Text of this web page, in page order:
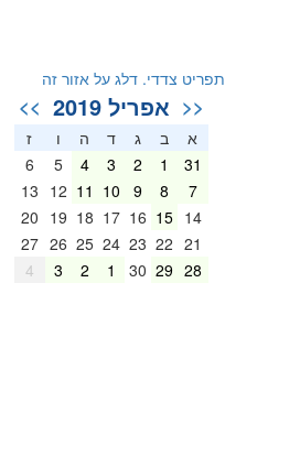
תפריט צדדי. דלג על אזור זה
<< אפריל 2019 >>
א ב ג ד ה ו
ז
31
1
2
3
4
5
6
7
8
9
10
11
12
13
14
15
16
17
18
19
20
21
22
23
24
25
26
27
28
29
30
1
2
3
4